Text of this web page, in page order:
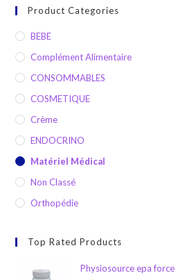
Product Categories
BEBE
Complément Alimentaire
CONSOMMABLES
COSMETIQUE
Crème
ENDOCRINO
Matériel Médical
Non Classé
Orthopédie
Top Rated Products
Physiosource epa